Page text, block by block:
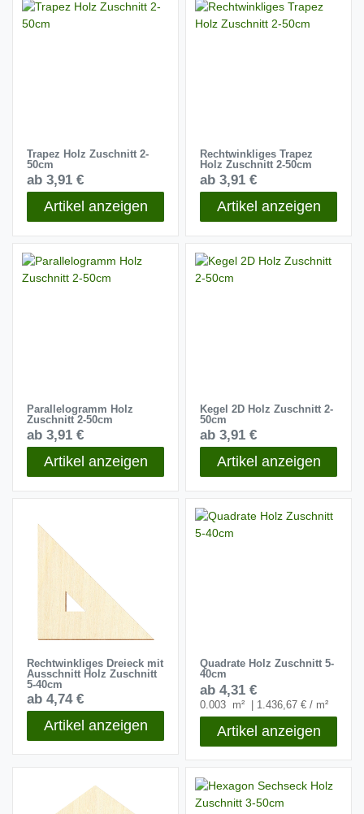
Trapez Holz Zuschnitt 2-
50cm
ab 3,91 €
Artikel anzeigen
Rechtwinkliges Trapez
Holz Zuschnitt 2-50cm
ab 3,91 €
Artikel anzeigen
Parallelogramm Holz
Zuschnitt 2-50cm
ab 3,91 €
Artikel anzeigen
Kegel 2D Holz Zuschnitt 2-
50cm
ab 3,91 €
Artikel anzeigen
Rechtwinkliges Dreieck mit
Ausschnitt Holz Zuschnitt
5-40cm
ab 4,74 €
Artikel anzeigen
Quadrate Holz Zuschnitt 5-
40cm
ab 4,31 €
0.003 m² | 1.436,67 € / m²
Artikel anzeigen